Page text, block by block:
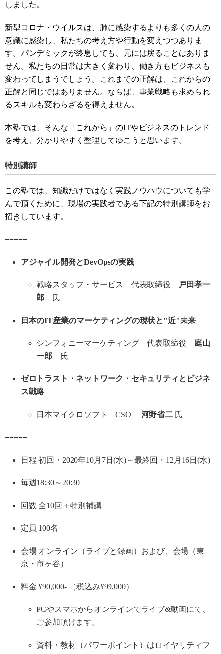
しました。
新型コロナ・ウイルスは、肺に感染するよりも多くの人の
意識に感染し、私たちの考え方や行動を変えつつありま
す。パンデミックが終息しても、元には戻ることはありま
せん。私たちの日常は大きく変わり、働き方もビジネスも
変わってしまうでしょう。これまでの正解は、これからの
正解と同じではありません。ならば、事業戦略も求められ
るスキルも変わらざるを得えません。
本塾では、そんな「これから」のITやビジネスのトレンド
を考え、分かりやすく整理してゆこうと思います。
特別講師
この塾では、知識だけではなく実践ノウハウについても学
んで頂くために、現場の実践者である下記の特別講師をお
招きしています。
=====
アジャイル開発とDevOpsの実践
戦略スタッフ・サービス 代表取締役
戸田孝一
郎 氏
日本のIT産業のマーケティングの現状と"近"未来
シンフォニーマーケティング 代表取締役 庭山
一郎 氏
ゼロトラスト・ネットワーク・セキュリティとビジネ
ス戦略
日本マイクロソフト CSO 河野省二 氏
=====
日程 初回・2020年10月7日(水)～最終回・12月16日(水)
毎週18:30～20:30
回数 全10回＋特別補講
定員 100名
会場 オンライン（ライブと録画）および、会場（東
京・市ヶ谷）
料金 ¥90,000- （税込み¥99,000）
PCやスマホからオンラインでライブ&動画にて、
ご参加頂けます。
資料・教材（パワーポイント）はロイヤリティフ